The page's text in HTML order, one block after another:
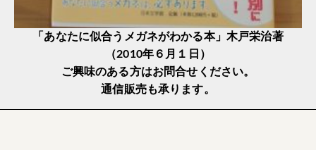
「あなたに似合うメガネがわかる本」木戸栄治著
（2010年６月１日）
ご興味のある方はお問合せください。
通信販売も承ります。